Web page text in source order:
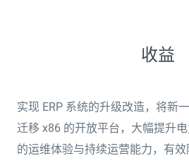
收益
实现 ERP 系统的升级改造，将新
迁移 x86 的开放平台，大幅提升
的运维体验与持续运营能力，有效